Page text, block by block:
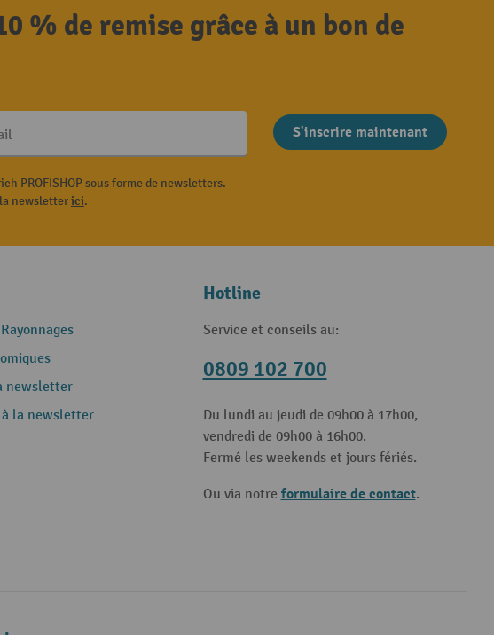
% de remise grâce à un bon de
S'inscrire maintenant
PROFISHOP sous forme de newsletters.
newsletterici.
newsletter
la newsletter
Hotline
Service et conseils au:
0809 102 700
Du lundi au jeudi de 09h00 à 17h00,
vendredi de 09h00 à 16h00.
Fermé les weekends et jours fériés.
Ou via notre formulaire de contact.